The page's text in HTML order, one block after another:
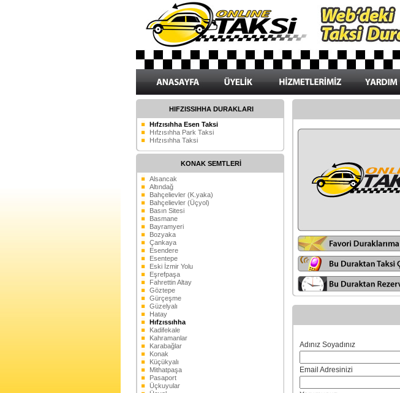
HIFZISSIHHA DURAKLARI
Hıfzısıhha Esen Taksi
Hıfzısıhha Park Taksi
Hıfzısıhha Taksi
KONAK SEMTLERİ
Alsancak
Altındağ
Bahçelievler (K.yaka)
Bahçelievler (Üçyol)
Basın Sitesi
Basmane
Bayramyeri
Bozyaka
Çankaya
Esendere
Esentepe
Eski İzmir Yolu
Eşrefpaşa
Fahrettin Altay
Göztepe
Gürçeşme
Güzelyalı
Hatay
Hıfzıssıhha
Kadifekale
Kahramanlar
Karabağlar
Konak
Küçükyalı
Mithatpaşa
Pasaport
Üçkuyular
Adınız Soyadınız
Email Adresinizi